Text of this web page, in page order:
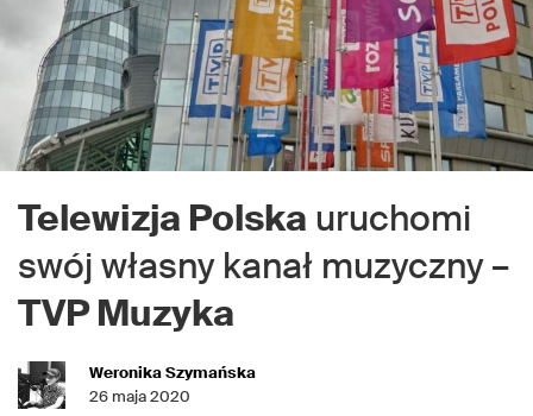
Telewizja Polska uruchomi
swój własny kanał muzyczny –
TVP Muzyka
Weronika Szymańska
26 maja 2020